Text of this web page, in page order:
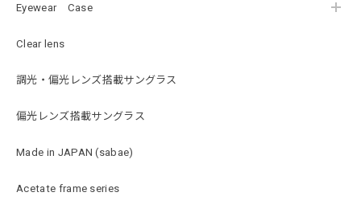
Eyewear Case
Clear lens
調光・偏光レンズ搭載サングラス
偏光レンズ搭載サングラス
Made in JAPAN (sabae)
Acetate frame series